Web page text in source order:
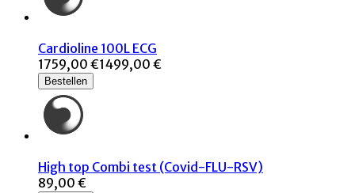
Cardioline 100L ECG
1759,00 €1499,00 €
Bestellen
High top Combi test (Covid-FLU-RSV)
89,00 €